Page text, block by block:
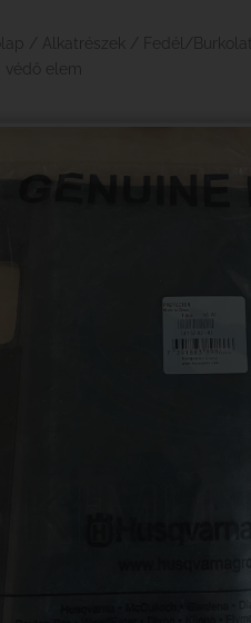
Alkatrészek Fedél/Burkolat
védő elem